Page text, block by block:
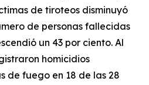
de tiroteos disminuyó
de personas fallecidas
un 43 por ciento. Al
homicidios
de fuego en 18 de las 28